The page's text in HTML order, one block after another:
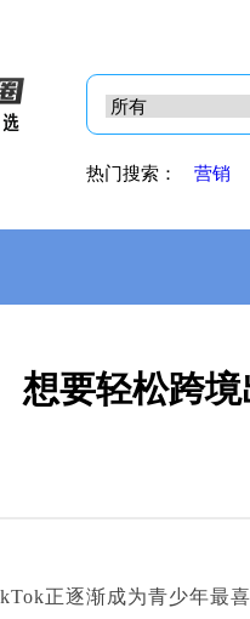
热门搜索： 营销
想要轻松跨
正逐渐成为青少年最